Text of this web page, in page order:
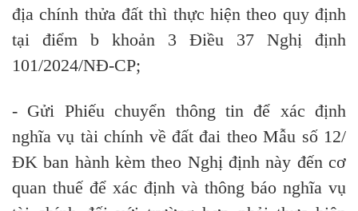
địa chính thửa đất thì thực hiện theo quy định
tại điểm b khoản 3 Điều 37 Nghị định
101/2024/NĐ-CP;
- Gửi Phiếu chuyển thông tin để xác định
nghĩa vụ tài chính về đất đai theo Mẫu số 12/
ĐK ban hành kèm theo Nghị định này đến cơ
quan thuế để xác định và thông báo nghĩa vụ